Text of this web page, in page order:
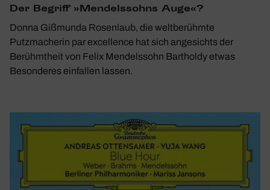
Der Begriff »Mendels­sohns Auge«?
Donna Gißmunda Rosenlaub, die weltberühmte
Putzmacherin par excellence hat sich angesichts der
Berühmtheit von Felix Mendelssohn Bartholdy etwas
Besonderes einfallen lassen.